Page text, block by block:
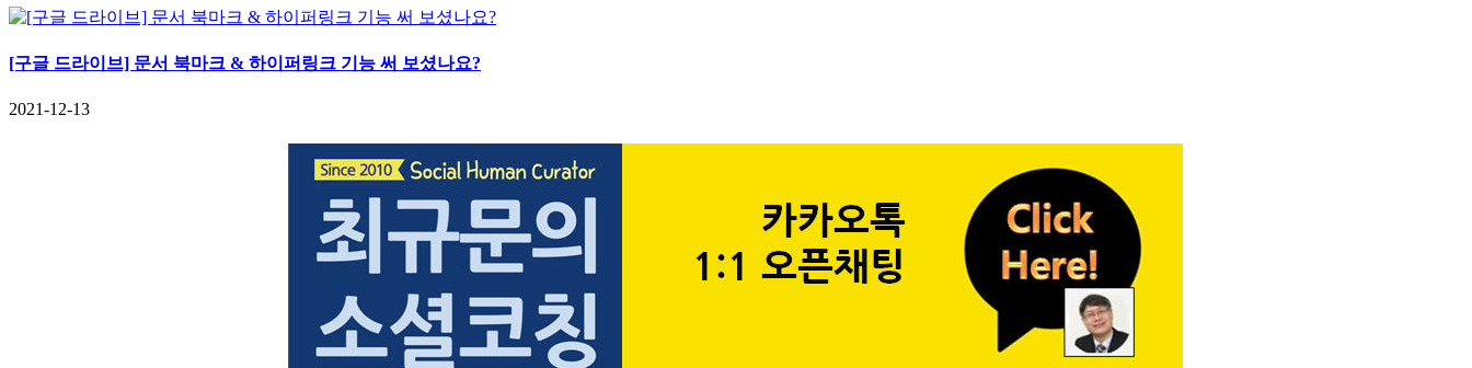
[구글 드라이브] 문서 북마크 & 하이퍼링크 기능 써 보셨나요?
2021-12-13